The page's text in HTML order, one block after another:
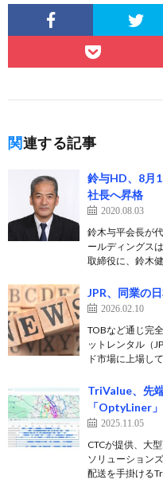
関連する記事
鈴与HD、8月
社長へ昇格
2020.08.03
鈴木与平会長が
ールディングス
取締役に、鈴木
JPR、同業の
2026.02.10
TOBなど通じ完
ットレンタル（
ド市場に上場し
TriValue、先
「OptyLiner
2025.11.05
CTCが提供、大
ソリューション
配送を手掛ける